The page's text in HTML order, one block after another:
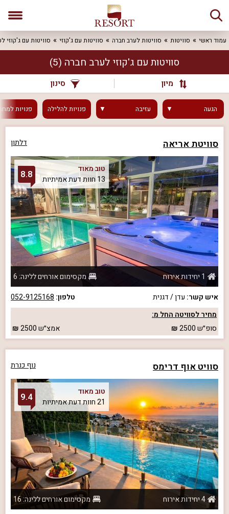
עמוד ראשי סוויטות סוויטות לערב חברה סוויטות עם ג'קוזי סוויטות עם ג'קוזי
סוויטות עם ג'קוזי לערב חברה (5)
מיון סינון
הגעה עזיבה פנויותלהלילה פנויות
סוויטת אריאה דלתון
טוב מאוד
13 חוות דעת אמיתיות
8.8
1 יחידות אירוח
מקסימום אורחים ללינה: 6
איש קשר: עדן / דגנית טלפון: 052-9125168
מחיר לסוויטה החל מ:
סופ״ש2500 אמצ״ש2500
סוויט אוף דרימס נוף כנרת
טוב מאוד
21 חוות דעת אמיתיות
9.4
4 יחידות אירוח
מקסימום אורחים ללינה: 16